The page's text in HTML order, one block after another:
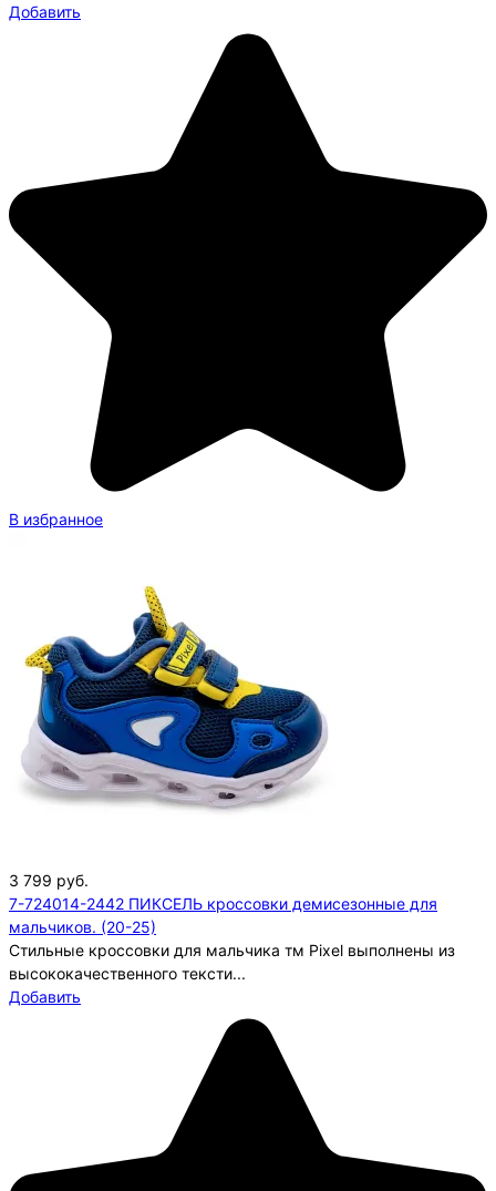
Добавить
В избранное
3 799 руб.
7-724014-2442 ПИКСЕЛЬ кроссовки демисезонные для
мальчиков. (20-25)
Стильные кроссовки для мальчика тм Pixel выполнены из
высококачественного тексти...
Добавить